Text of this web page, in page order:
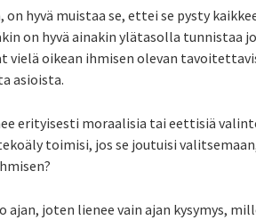
hyvä muistaa se, ettei se pysty
on hyvä ainakin ylätasolla tunnistaa jo
vielä oikean ihmisen olevan
asioista.
erityisesti moraalisia tai eettisiä
toimisi, jos se joutuisi
joten lienee vain ajan kysymys,